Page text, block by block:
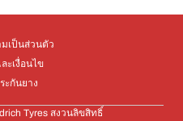
เป็นส่วนตัว
ะเงื่อนไข
ะกันยาง
Tyres สงวนลิขสิทธิ์